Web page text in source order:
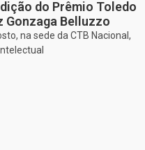
do Prêmio Toledo
Gonzaga Belluzzo
na sede da CTB Nacional,